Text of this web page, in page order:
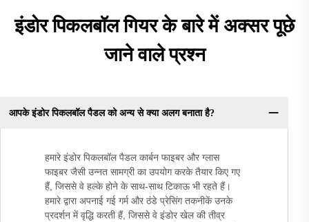
इंडोर पिकलबॉल गियर के बारे में अक्सर पूछे
जाने वाले प्रश्न
आपके इंडोर पिकलबॉल पैडल को अन्य से क्या अलग बनाता है?
हमारे इंडोर पिकलबॉल पैडल कार्बन फाइबर और ग्लास
फाइबर जैसी उन्नत सामग्री का उपयोग करके तैयार किए गए
हैं, जिससे वे हल्के होने के साथ-साथ टिकाऊ भी रहते हैं।
हमारे द्वारा अपनाई गई गर्म और ठंडे प्रेसिंग तकनीकें उनके
प्रदर्शन में वृद्धि करती हैं, जिससे वे इंडोर खेल की तीव्र